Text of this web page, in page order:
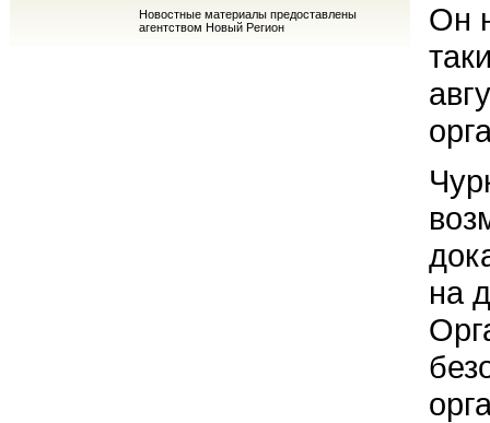
Новостные материалы предоставлены
агентством Новый Регион
Он
на